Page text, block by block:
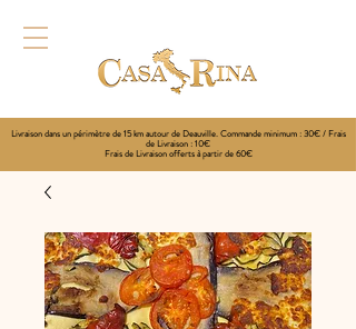
Livraison dans un périmètre de 15 km autour de Deauville. Commande minimum : 30€ / Frais
de Livraison : 10€
Frais de Livraison offerts à partir de 60€